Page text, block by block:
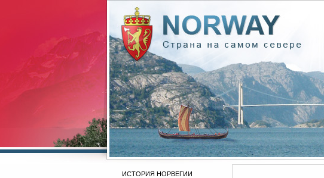
ИСТОРИЯ НОРВЕГИИ